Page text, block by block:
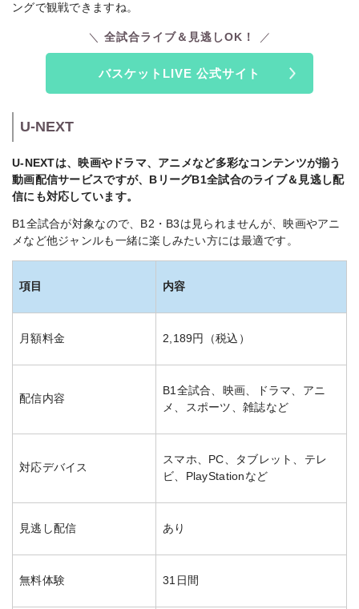
ングで観戦できますね。
全試合ライブ＆見逃しOK！
バスケットLIVE 公式サイト
U-NEXT
U-NEXTは、映画やドラマ、アニメなど多彩なコンテンツが揃う
動画配信サービスですが、BリーグB1全試合のライブ＆見逃し配
信にも対応しています。
B1全試合が対象なので、B2・B3は見られませんが、映画やアニ
メなど他ジャンルも一緒に楽しみたい方には最適です。
項目 内容
月額料金 2,189円（税込）
配信内容
B1全試合、映画、ドラマ、アニ
メ、スポーツ、雑誌など
対応デバイス
スマホ、PC、タブレット、テレ
ビ、PlayStationなど
見逃し配信 あり
無料体験 31日間